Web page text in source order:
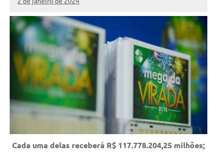
Marcelo
Fachin
Cada uma delas receberá R$ 117.778.204,25 milhões;